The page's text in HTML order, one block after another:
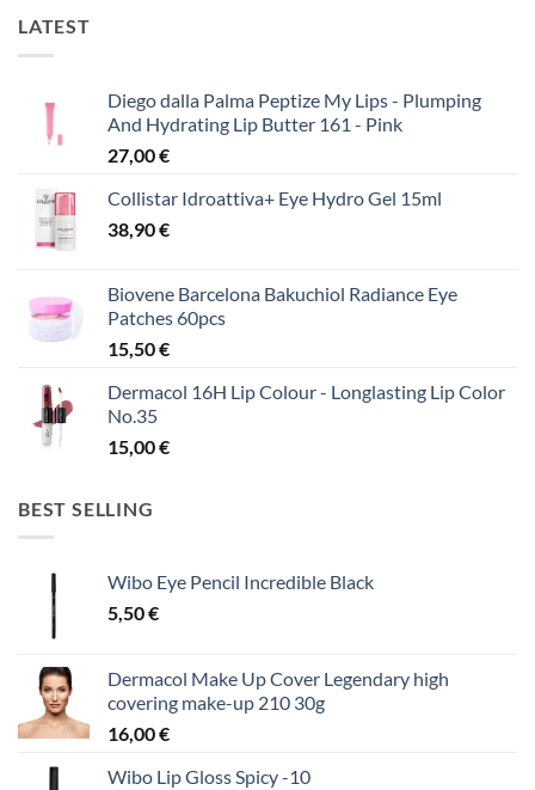
LATEST
Diego dalla Palma Peptize My Lips - Plumping
And Hydrating Lip Butter 161 - Pink
27,00€
Collistar Idroattiva+ Eye Hydro Gel 15ml
38,90€
Biovene Barcelona Bakuchiol Radiance Eye
Patches 60pcs
15,50€
Dermacol 16H Lip Colour - Longlasting Lip Color
No.35
15,00€
BEST SELLING
Wibo Eye Pencil Incredible Black
5,50€
Dermacol Make Up Cover Legendary high
covering make-up 210 30g
16,00€
Wibo Lip Gloss Spicy -10